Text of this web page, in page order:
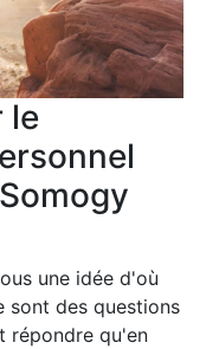
le
une idée d'où
sont des questions
répondre qu'en